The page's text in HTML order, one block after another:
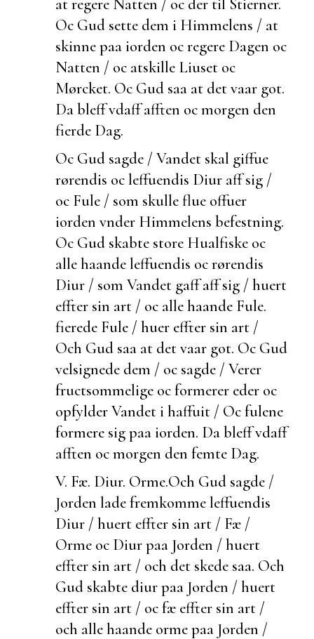
Oc Gud sette dem i Himmelens / at
skinne paa iorden oc regere Dagen oc
Natten / oc atskille Liuset oc
Mørcket. Oc Gud saa at det vaar got.
Da bleff vdaff afften oc morgen den
fierde Dag.
Oc Gud sagde / Vandet skal giffue
rørendis oc leffuendis Diur aff sig /
oc Fule / som skulleflue offuer
iorden vnder Himmelens befestning.
Oc Gud skabte store Hualfiske oc
alle haande leffuendis ocrørendis
Diur / som Vandet gaff aff sig / huert
effter sin art / oc alle haande Fule.
fierede Fule / huer effter sin art /
Och Gud saa at det vaar got. Oc Gud
velsignede dem / oc sagde / Verer
fructsommelige ocformerer eder oc
opfylder Vandet i haffuit / Oc fulene
formere sig paa iorden. Da bleff vdaff
afften oc morgen den femte Dag.
V. Fæ. Diur. Orme.Och Gud sagde /
Jorden lade fremkomme leffuendis
Diur / huert effter sin art / Fæ /
Orme oc Diur paa Jorden / huert
effter sin art / och det skede saa. Och
Gud skabte diur paa Jorden / huert
effter sin art / oc fæ effter sin art /
och alle haande orme paa Jorden /